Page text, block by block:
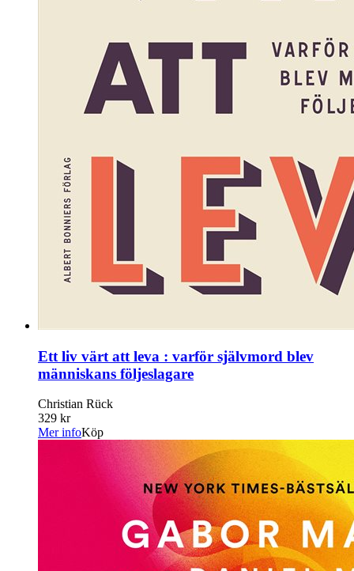
Ett liv värt att leva : varför självmord blev
människans följeslagare
Christian Rück
329 kr
Mer infoKöp